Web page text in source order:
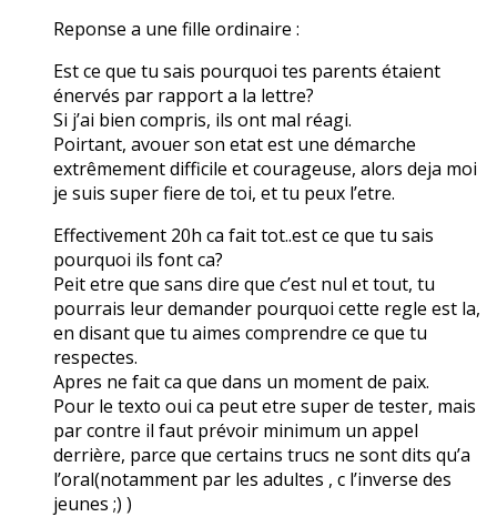
Reponse a une fille ordinaire :
Est ce que tu sais pourquoi tes parents étaient
énervés par rapport a la lettre?
Si j’ai bien compris, ils ont mal réagi.
Poirtant, avouer son etat est une démarche
extrêmement difficile et courageuse, alors deja moi
je suis super fiere de toi, et tu peux l’etre.
Effectivement 20h ca fait tot..est ce que tu sais
pourquoi ils font ca?
Peit etre que sans dire que c’est nul et tout, tu
pourrais leur demander pourquoi cette regle est la,
en disant que tu aimes comprendre ce que tu
respectes.
Apres ne fait ca que dans un moment de paix.
Pour le texto oui ca peut etre super de tester, mais
par contre il faut prévoir minimum un appel
derrière, parce que certains trucs ne sont dits qu’a
l’oral(notamment par les adultes , c l’inverse des
jeunes ;) )